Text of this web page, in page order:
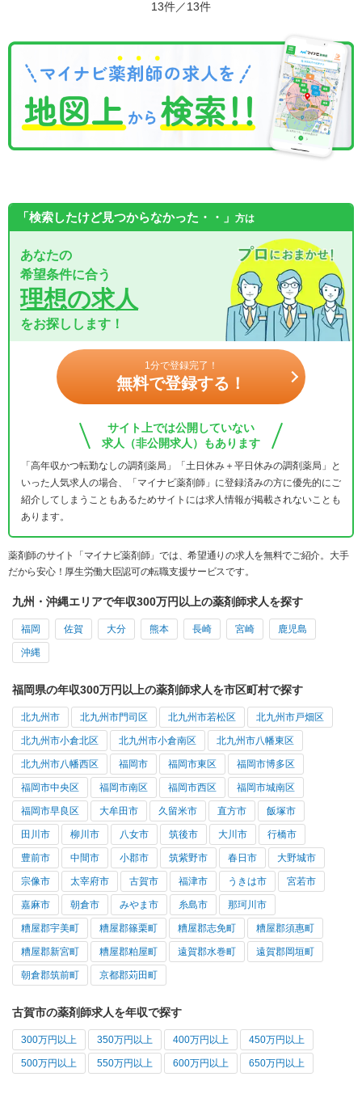
13件／13件
「検索したけど見つからなかった・・」 方は
あなたの
希望条件に合う
理想の求人
をお探しします！
1分で登録完了！
無料で登録する！
サイト上では公開していない
求人（非公開求人）もあります
「高年収かつ転勤なしの調剤薬局」「土日休み＋平日休みの調剤薬局」と
いった人気求人の場合、「マイナビ薬剤師」に登録済みの方に優先的にご
紹介してしまうこともあるためサイトには求人情報が掲載されないことも
あります。
薬剤師のサイト「マイナビ薬剤師」では、希望通りの求人を無料でご紹介。大手
だから安心！厚生労働大臣認可の転職支援サービスです。
九州・沖縄エリアで年収300万円以上の薬剤師求人を探す
福岡 佐賀 大分 熊本 長崎 宮崎 鹿児島
沖縄
福岡県の年収300万円以上の薬剤師求人を市区町村で探す
北九州市 北九州市門司区 北九州市若松区 北九州市戸畑区
北九州市小倉北区 北九州市小倉南区 北九州市八幡東区
北九州市八幡西区 福岡市 福岡市東区 福岡市博多区
福岡市中央区 福岡市南区 福岡市西区 福岡市城南区
福岡市早良区 大牟田市 久留米市 直方市 飯塚市
田川市 柳川市 八女市 筑後市 大川市 行橋市
豊前市 中間市 小郡市 筑紫野市 春日市 大野城市
宗像市 太宰府市 古賀市 福津市 うきは市 宮若市
嘉麻市 朝倉市 みやま市 糸島市 那珂川市
糟屋郡宇美町 糟屋郡篠栗町 糟屋郡志免町 糟屋郡須惠町
糟屋郡新宮町 糟屋郡粕屋町 遠賀郡水巻町 遠賀郡岡垣町
朝倉郡筑前町 京都郡苅田町
古賀市の薬剤師求人を年収で探す
300万円以上 350万円以上 400万円以上 450万円以上
500万円以上 550万円以上 600万円以上 650万円以上